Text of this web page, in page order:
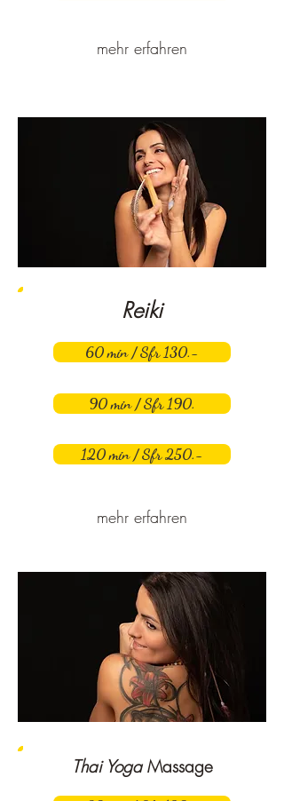
mehr erfahren
Reiki
60 min / Sfr 130.-
90 min / Sfr 190.
120 min / Sfr 250.-
mehr erfahren
Thai YogaMassage